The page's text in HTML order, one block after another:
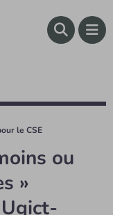
le CSE
ou
»